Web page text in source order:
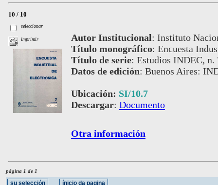
10 / 10
seleccionar
imprimir Autor Institucional: Instituto
Título monográfico: Encuesta
Título de serie: Estudios INDEC, n.
Datos de edición: Buenos Aires:
Ubicación: SI/10.7
Descargar: Documento
Otra información
página 1 de 1